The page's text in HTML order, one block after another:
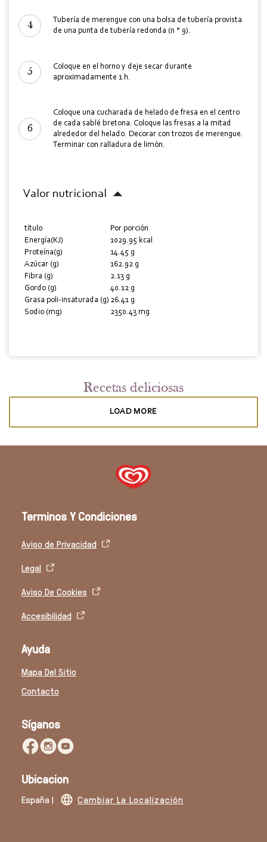
Tubería de merengue con una bolsa de tubería provista
de una punta de tubería redonda (n ° 9).
Coloque en el horno y deje secar durante
aproximadamente 1 h.
Coloque una cucharada de helado de fresa en el centro
de cada sablé bretona. Coloque las fresas a la mitad
alrededor del helado. Decorar con trozos de merengue.
Terminar con ralladura de limón.
Valor nutricional
título
Por porción
Energía(KJ)
1029.95 kcal
Proteína(g)
14.45 g
Azúcar (g)
162.92 g
Fibra (g)
2.13 g
Gordo (g)
40.12 g
Grasa poli-insaturada (g) 26.41 g
Sodio (mg)
2350.43 mg
Recetas deliciosas
LOAD MORE
Terminos Y Condiciones
Aviso de Privacidad
Legal
Aviso De Cookies
Accesibilidad
Ayuda
Mapa Del Sitio
Contacto
Síganos
Ubicacion
España | Cambiar La Localización